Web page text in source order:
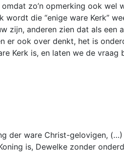
zo’n opmerking ook wel
die “enige ware Kerk”
zijn, anderen zien dat als een
er ook over denkt, het is
Kerk is, en laten we de vraag
der ware Christ-gelovigen,
is, Dewelke zonder